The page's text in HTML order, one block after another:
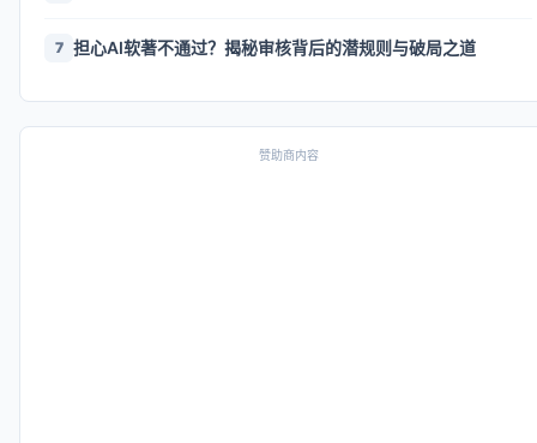
7 担心AI软著不通过？揭秘审核背后的潜规则与破局之道
赞助商内容